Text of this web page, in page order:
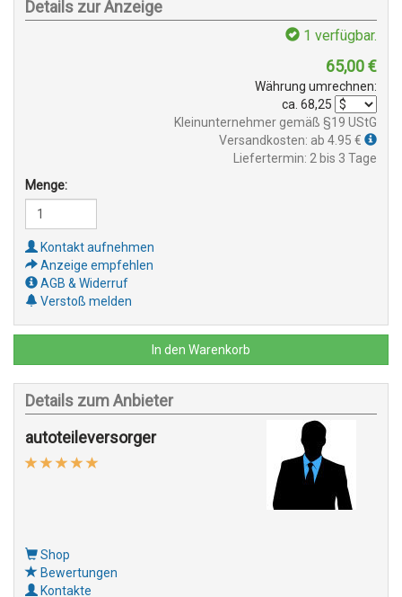
Details zur Anzeige
1 verfügbar.
65,00€
Währung umrechnen:
ca. 68,25
Kleinunternehmer gemäß §19 UStG
Versandkosten: ab 4.95 €
Liefertermin: 2 bis 3 Tage
Menge:
Kontakt aufnehmen
Anzeige empfehlen
AGB & Widerruf
Verstoß melden
In den Warenkorb
Details zum Anbieter
autoteileversorger
Shop
Bewertungen
Kontakte